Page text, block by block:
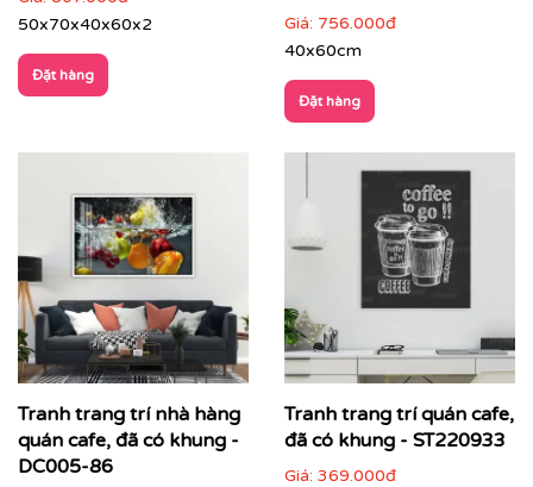
Printek thi công tranh cho khách hàng
Quý khách có nhu cầu:
⇨Tìm mẫu tranhđẹp theo chủ đề
⇨ Tư vấn in tranh theo yêu cầu
⇨In tranh dán tườngtheo nhiều kích thước
Quý khách vui lòng nhấn
vào đâyđể gặp nhân viên tư
vấn hoặc SĐT037 722 1985
để nhân viên tư vấn gửi
mẫu theo yêu cầu của quý khách.
50x70x40x60x2
Đặt hàng
Giá: 756.000đ
40x60cm
Đặt hàng
Tranh trang trí nhà hàng
quán cafe, đã có khung -
DC005-86
Tranh trang trí quán cafe,
đã có khung - ST220933
Giá: 369.000đ